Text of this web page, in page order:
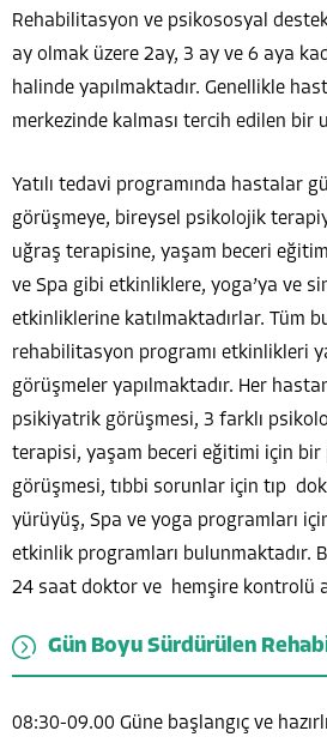
Rehabilitasyon ve psikososyal
ay olmak üzere 2ay, 3 ay ve 6 aya
halinde yapılmaktadır. Genellikle
merkezinde kalması tercih edilen bir
Yatılı tedavi programında hastalar
görüşmeye, bireysel psikolojik
uğraş terapisine, yaşam beceri
ve Spa gibi etkinliklere, yoga’ya ve
etkinliklerine katılmaktadırlar. Tüm
rehabilitasyon programı etkinlikleri
görüşmeler yapılmaktadır. Her
psikiyatrik görüşmesi, 3 farklı
terapisi, yaşam beceri eğitimi için bir
görüşmesi, tıbbi sorunlar için tıp
yürüyüş, Spa ve yoga programları
etkinlik programları bulunmaktadır.
24 saat doktor ve hemşire kontrolü
Gün Boyu Sürdürülen
08:30-09.00 Güne başlangıç ve